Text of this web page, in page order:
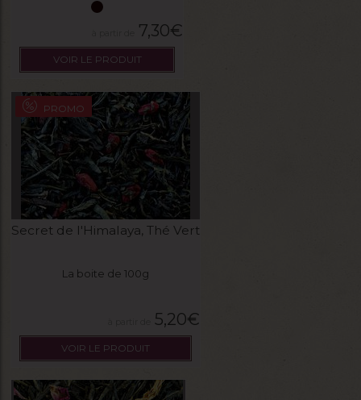
7,30€
VOIR LE PRODUIT
PROMO
Secret de l'Himalaya, Thé Vert
La boite de 100g
5,20€
VOIR LE PRODUIT